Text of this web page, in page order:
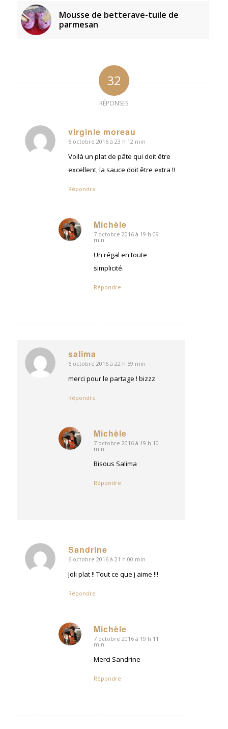
Mousse de betterave-tuile de
parmesan
32
RÉPONSES
virginie moreau
dit
:
6 octobre 2016 à 23 h 12 min
Voilà un plat de pâte qui doit être
excellent, la sauce doit être extra !!
Répondre
Michèle
dit
7 octobre 2016 à 19 h 09
min
Un régal en toute
simplicité.
Répondre
salima
dit
:
6 octobre 2016 à 22 h 59 min
merci pour le partage ! bizzz
Répondre
Michèle
dit
7 octobre 2016 à 19 h 10
min
Bisous Salima
Répondre
Sandrine
dit
6 octobre 2016 à 21 h 00 min
Joli plat !! Tout ce que j aime !!!
Répondre
Michèle
dit
7 octobre 2016 à 19 h 11
min
Merci Sandrine
Répondre